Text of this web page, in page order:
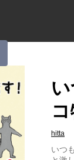
hitta
いつ